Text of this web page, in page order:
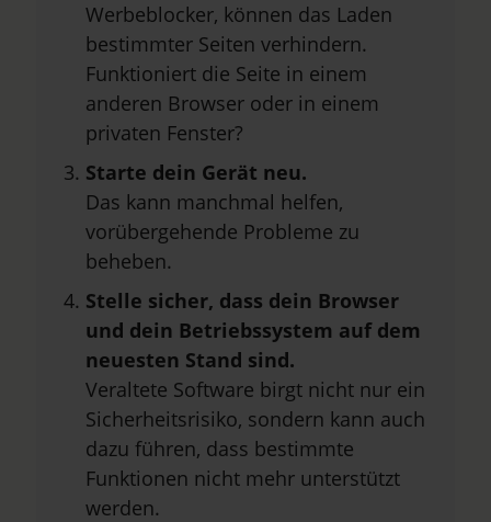
Werbeblocker, können das Laden
bestimmter Seiten verhindern.
Funktioniert die Seite in einem
anderen Browser oder in einem
privaten Fenster?
Starte dein Gerät neu.
Das kann manchmal helfen,
vorübergehende Probleme zu
beheben.
Stelle sicher, dass dein Browser
und dein Betriebssystem auf dem
neuesten Stand sind.
Veraltete Software birgt nicht nur ein
Sicherheitsrisiko, sondern kann auch
dazu führen, dass bestimmte
Funktionen nicht mehr unterstützt
werden.